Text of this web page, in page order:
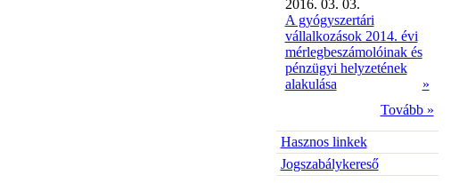
2016. 03. 03.
A gyógyszertári
vállalkozások 2014. évi
mérlegbeszámolóinak és
pénzügyi helyzetének
alakulása
»
Tovább »
Hasznos linkek
Jogszabálykereső